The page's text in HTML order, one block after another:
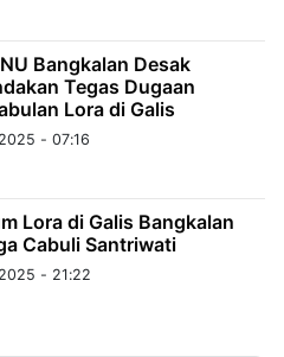
Bangkalan Desak
Tegas Dugaan
Lora di Galis
- 07:16
Lora di Galis Bangkalan
Cabuli Santriwati
- 21:22